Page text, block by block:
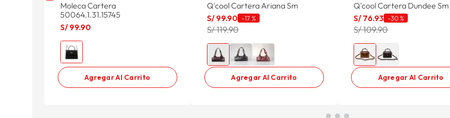
Moleca Cartera
50064.1.31.15745
S/ 99.90
Agregar Al Carrito
Q'cool Cartera Ariana Sm
S/ 99.90 -17 %
S/ 119.90
Agregar Al Carrito
Q'cool Cartera Dundee Sm
S/ 76.93 -30 %
S/ 109.90
Agregar Al Carrito